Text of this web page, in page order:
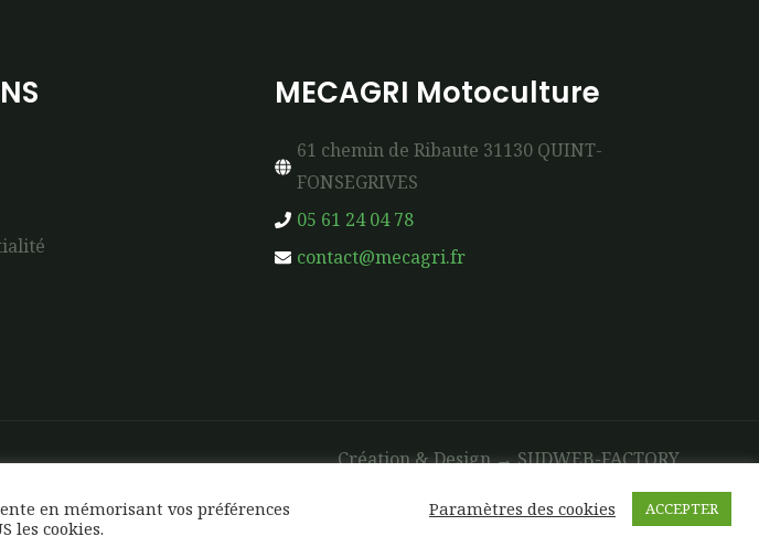
MECAGRI Motoculture
61 chemin de Ribaute 31130 QUINT-
FONSEGRIVES
05 61 24 04 78
contact@mecagri.fr
Création & Design →SUDWEB-FACTORY
en mémorisant vos préférences
les cookies.
Paramètres des cookies ACCEPTER